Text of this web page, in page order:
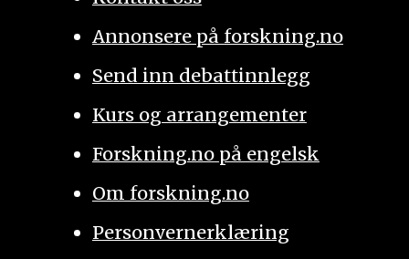
Annonsere på forskning.no
Send inn debattinnlegg
Kurs og arrangementer
Forskning.no på engelsk
Om forskning.no
Personvernerklæring